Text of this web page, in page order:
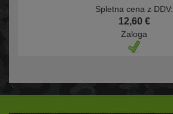
Spletna cena z DDV:
12,60 €
Zaloga